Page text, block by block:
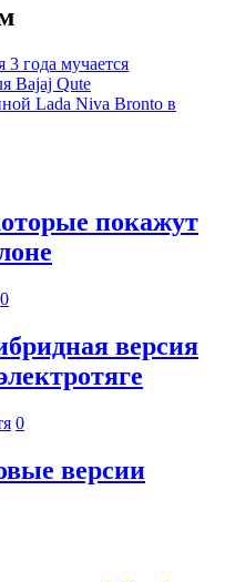
года мучается
Bajaj Qute
Lada Niva Bronto в
покажут
0
версия
0
версии